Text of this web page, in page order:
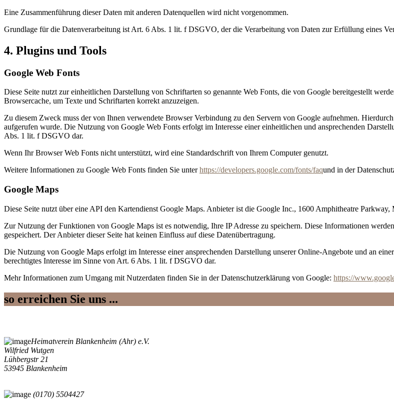
Eine Zusammenführung dieser Daten mit anderen Datenquellen wird nicht vorgenommen.
Grundlage für die Datenverarbeitung ist Art. 6 Abs. 1 lit. f DSGVO, der die Verarbeitung von Daten zur Erfüllung eines
4. Plugins und Tools
Google Web Fonts
Diese Seite nutzt zur einheitlichen Darstellung von Schriftarten so genannte Web Fonts, die von Google bereitgestellt
Browsercache, um Texte und Schriftarten korrekt anzuzeigen.
Zu diesem Zweck muss der von Ihnen verwendete Browser Verbindung zu den Servern von Google aufnehmen.
aufgerufen wurde. Die Nutzung von Google Web Fonts erfolgt im Interesse einer einheitlichen und ansprechenden
Abs. 1 lit. f DSGVO dar.
Wenn Ihr Browser Web Fonts nicht unterstützt, wird eine Standardschrift von Ihrem Computer genutzt.
Weitere Informationen zu Google Web Fonts finden Sie unterhttps://developers.google.com/fonts/faqund in der
Google Maps
Diese Seite nutzt über eine API den Kartendienst Google Maps. Anbieter ist die Google Inc., 1600 Amphitheatre
Zur Nutzung der Funktionen von Google Maps ist es notwendig, Ihre IP Adresse zu speichern. Diese Informationen
gespeichert. Der Anbieter dieser Seite hat keinen Einfluss auf diese Datenübertragung.
Die Nutzung von Google Maps erfolgt im Interesse einer ansprechenden Darstellung unserer Online-Angebote und an
berechtigtes Interesse im Sinne von Art. 6 Abs. 1 lit. f DSGVO dar.
Mehr Informationen zum Umgang mit Nutzerdaten finden Sie in der Datenschutzerklärung von Google: https://
so erreichen Sie uns ...
Heimatverein Blankenheim (Ahr) e.V.
Wilfried Wutgen
Lühbergstr 21
53945 Blankenheim
(0170) 5504427